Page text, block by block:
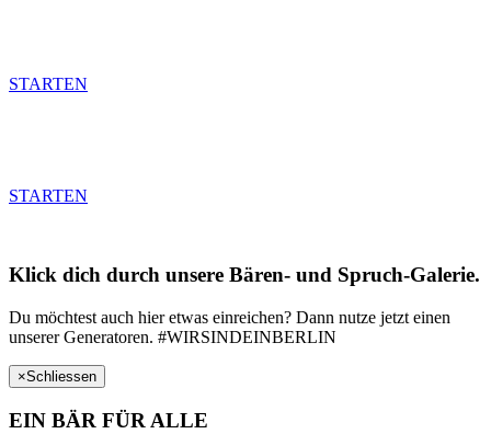
STARTEN
STARTEN
Klick dich durch unsere Bären- und Spruch-Galerie.
Du möchtest auch hier etwas einreichen? Dann nutze jetzt einen
unserer Generatoren. #WIRSINDEINBERLIN
×Schliessen
EIN BÄR FÜR ALLE